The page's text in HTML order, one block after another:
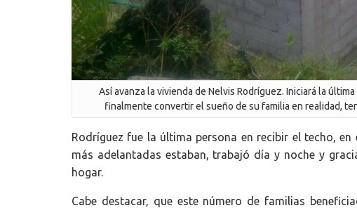
Así avanza la vivienda de Nelvis Rodríguez. Iniciará la
finalmente convertir el sueño de su familia en realidad,
Rodríguez fue la última persona en recibir el techo,
más adelantadas estaban, trabajó día y noche y
hogar.
Cabe destacar, que este número de familias